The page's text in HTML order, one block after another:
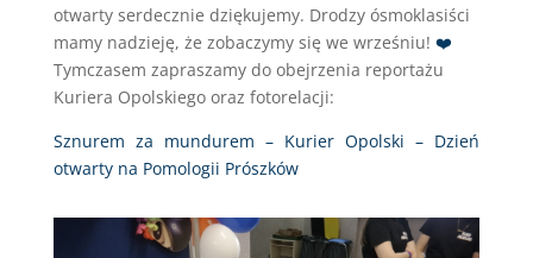
otwarty serdecznie dziękujemy. Drodzy ósmoklasiści
mamy nadzieję, że zobaczymy się we wrześniu! ❤️
Tymczasem zapraszamy do obejrzenia reportażu
Kuriera Opolskiego oraz fotorelacji:
Sznurem za mundurem – Kurier Opolski – Dzień
otwarty na Pomologii Prószków